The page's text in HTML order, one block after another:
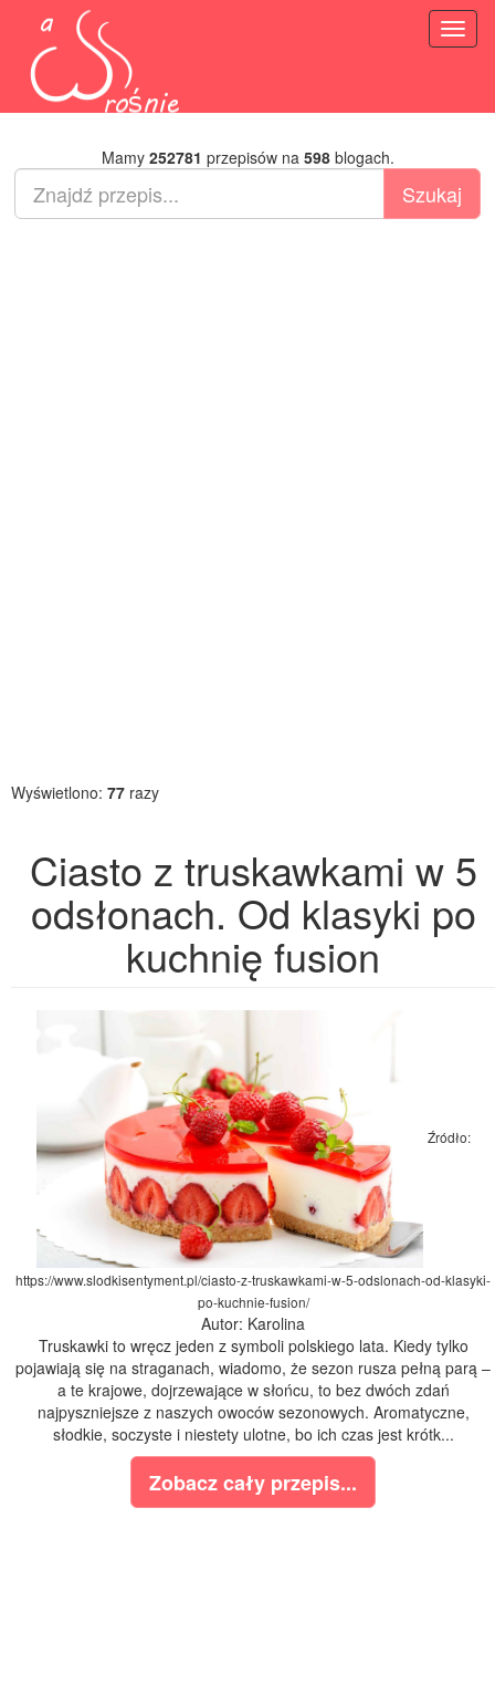
Mamy 252781 przepisów na 598blogach.
Wyświetlono: 77 razy
Ciasto z truskawkami w 5
odsłonach. Od klasyki po
kuchnię fusion
Źródło:
https://www.slodkisentyment.pl/ciasto-z-truskawkami-w-5-odslonach-od-klasyki-
po-kuchnie-fusion/
Autor: Karolina
Truskawki to wręcz jeden z symboli polskiego lata. Kiedy tylko
pojawiają się na straganach, wiadomo, że sezon rusza pełną parą –
a te krajowe, dojrzewające w słońcu, to bez dwóch zdań
najpyszniejsze z naszych owoców sezonowych. Aromatyczne,
słodkie, soczyste i niestety ulotne, bo ich czas jest krótk...
Zobacz cały przepis...